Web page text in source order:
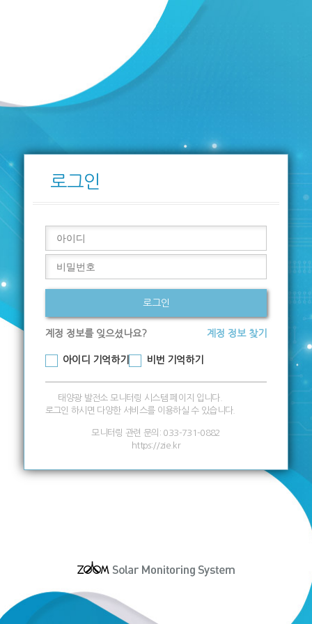
로그인
로그인
계정 정보를 잊으셨나요? 계정 정보 찾기
아이디 기억하기 비번 기억하기
태양광 발전소 모니터링 시스템 페이지 입니다.
로그인 하시면 다양한 서비스를 이용하실 수 있습니다.
모니터링 관련 문의: 033-731-0882
https://zie.kr